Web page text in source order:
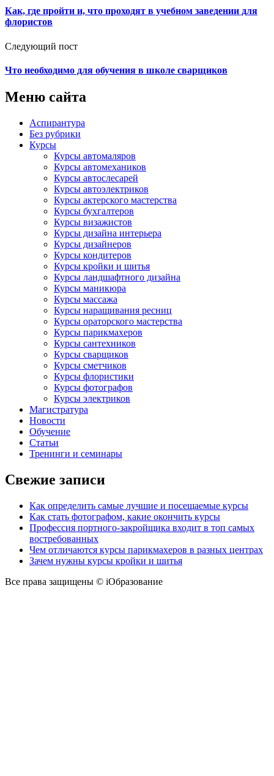
Как, где пройти и, что проходят в учебном заведении для
флористов
Следующий пост
Что необходимо для обучения в школе сварщиков
Меню сайта
Аспирантура
Без рубрики
Курсы
Курсы автомаляров
Курсы автомехаников
Курсы автослесарей
Курсы автоэлектриков
Курсы актерского мастерства
Курсы бухгалтеров
Курсы визажистов
Курсы дизайна интерьера
Курсы дизайнеров
Курсы кондитеров
Курсы кройки и шитья
Курсы ландшафтного дизайна
Курсы маникюра
Курсы массажа
Курсы наращивания ресниц
Курсы ораторского мастерства
Курсы парикмахеров
Курсы сантехников
Курсы сварщиков
Курсы сметчиков
Курсы флористики
Курсы фотографов
Курсы электриков
Магистратура
Новости
Обучение
Статьи
Тренинги и семинары
Свежие записи
Как определить самые лучшие и посещаемые курсы
Как стать фотографом, какие окончить курсы
Профессия портного-закройщика входит в топ самых
востребованных
Чем отличаются курсы парикмахеров в разных центрах
Зачем нужны курсы кройки и шитья
Все права защищены © iОбразование